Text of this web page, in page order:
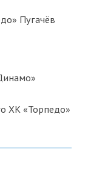
Пугачёв
ХК «Торпедо»